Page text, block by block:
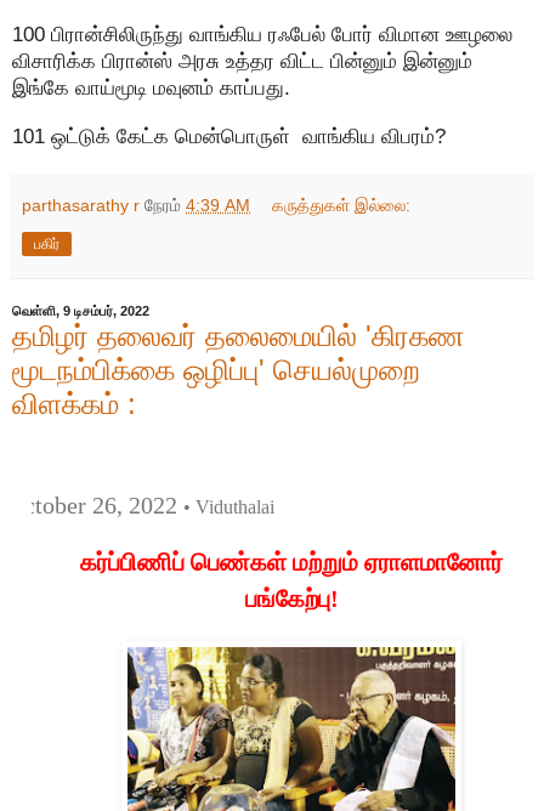
100 பிரான்சிலிருந்து வாங்கிய ரஃபேல் போர் விமான ஊழலை
விசாரிக்க பிரான்ஸ் அரசு உத்தர விட்ட பின்னும் இன்னும்
இங்கே வாய்மூடி மவுனம் காப்பது.
101 ஒட்டுக் கேட்க மென்பொருள் வாங்கிய விபரம்?
parthasarathy r நேரம் 4:39 AM கருத்துகள் இல்லை:
பகிர்
வெள்ளி, 9 டிசம்பர், 2022
தமிழர் தலைவர் தலைமையில் 'கிரகண
மூடநம்பிக்கை ஒழிப்பு' செயல்முறை
விளக்கம் :
October 26, 2022 • Viduthalai
கர்ப்பிணிப் பெண்கள் மற்றும் ஏராளமானோர்
பங்கேற்பு!